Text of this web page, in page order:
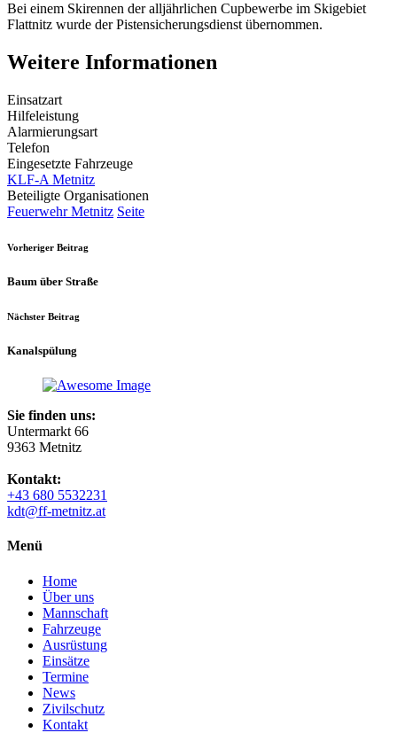
Bei einem Skirennen der alljährlichen Cupbewerbe im Skigebiet
Flattnitz wurde der Pistensicherungsdienst übernommen.
Weitere Informationen
Einsatzart
Hilfeleistung
Alarmierungsart
Telefon
Eingesetzte Fahrzeuge
KLF-A Metnitz
Beteiligte Organisationen
Feuerwehr Metnitz Seite
Vorheriger Beitrag
Baum über Straße
Nächster Beitrag
Kanalspülung
Sie finden uns:
Untermarkt 66
9363 Metnitz
Kontakt:
+43 680 5532231
kdt@ff-metnitz.at
Menü
Home
Über uns
Mannschaft
Fahrzeuge
Ausrüstung
Einsätze
Termine
News
Zivilschutz
Kontakt